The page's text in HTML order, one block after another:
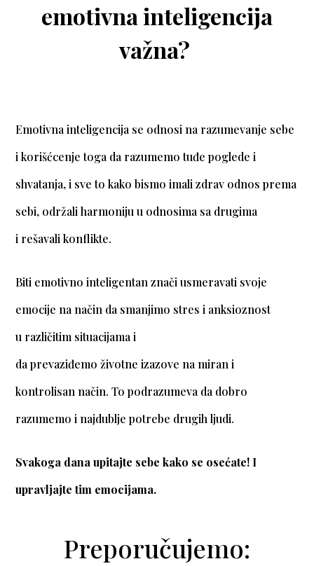
emotivna inteligencija
važna?
Emotivna inteligencija se odnosi na razumevanje sebe
i korišćcenje toga da razumemo tuđe poglede i
shvatanja, i sve to kako bismo imali zdrav odnos prema
sebi, održali harmoniju u odnosima sa drugima
i rešavali konflikte.
Biti emotivno inteligentan znači usmeravati svoje
emocije na način da smanjimo stres i anksioznost
u različitim situacijama i
da prevaziđemo životne izazove na miran i
kontrolisan način. To podrazumeva da dobro
razumemo i najdublje potrebe drugih ljudi.
Svakoga dana upitajte sebe kako se osećate! I
upravljajte tim emocijama.
Preporučujemo: